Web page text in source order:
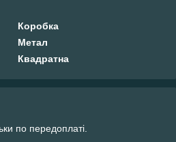
Коробка
Метал
Квадратна
по передоплаті.